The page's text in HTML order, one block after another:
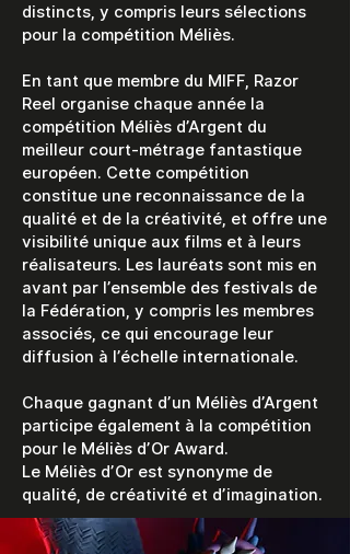
distincts, y compris leurs sélections
pour la compétition Méliès.
En tant que membre du MIFF, Razor
Reel organise chaque année la
compétition Méliès d’Argent du
meilleur court-métrage fantastique
européen. Cette compétition
constitue une reconnaissance de la
qualité et de la créativité, et offre une
visibilité unique aux films et à leurs
réalisateurs. Les lauréats sont mis en
avant par l’ensemble des festivals de
la Fédération, y compris les membres
associés, ce qui encourage leur
diffusion à l’échelle internationale.
Chaque gagnant d’un Méliès d’Argent
participe également à la compétition
pour le Méliès d’Or Award.
Le Méliès d’Or est synonyme de
qualité, de créativité et d’imagination.